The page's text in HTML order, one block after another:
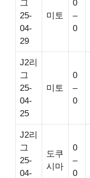
그
25-
04-
29
미토
0
–
0
J2리
그
25-
04-
25
미토
0
–
0
J2리
그
25-
04-
도쿠
시마
0
–
0